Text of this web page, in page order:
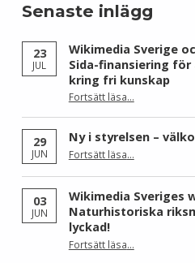
Senaste inlägg
23
JUL
Wikimedia Sverige
Sida-finansiering
kring fri kunskap
Fortsätt läsa“Wikimedia Sverige och Wikimedia Brasil får Sida-finansiering för att stärka civilsamhället kring fri kunskap”
…
29
JUN
Ny i styrelsen –
Fortsätt läsa“Ny i styrelsen – välkommen Antonio Molin!”
…
03
JUN
Wikimedia Sveriges
Naturhistoriska
lyckad!
Fortsätt läsa“Wikimedia Sveriges workshop på Naturhistoriska riksmuseet blev väldigt lyckad!”
…